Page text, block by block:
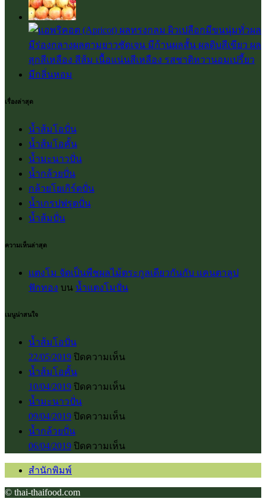
เรื่องล่าสุด
น้ำส้มโอปั่น
น้ำส้มโอคั้น
น้ำมะนาวปั่น
น้ำกล้วยปั่น
กล้วยโยเกิร์ตปั่น
น้ำเกรปฟรุตปั่น
น้ำส้มปั่น
ความเห็นล่าสุด
แตงโม จัดเป็นพืชผลไม้ตระกูลเดียวกันกับ แคนตาลูป
ฟักทอง บน น้ำแตงโมปั่น
เมนูน่าสนใจ
น้ำส้มโอปั่น
22/05/2019 ปิดความเห็นบน
โอ
น้ำส้มโอคั้น
10/04/2019 ปิดความเห็นบน
โอ
น้ำมะนาวปั่น
09/04/2019 ปิดความเห็นบน
มะนาว
น้ำกล้วยปั่น
06/04/2019 ปิดความเห็นบน
ปั่น
สำนักพิมพ์
© thai-thaifood.com